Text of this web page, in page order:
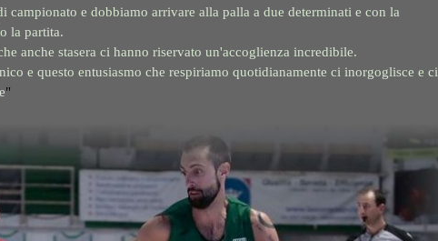
campionato e dobbiamo arrivare alla palla a due determinati e con la
la partita.
anche stasera ci hanno riservato un'accoglienza incredibile.
e questo entusiasmo che respiriamo quotidianamente ci inorgoglisce e ci
"